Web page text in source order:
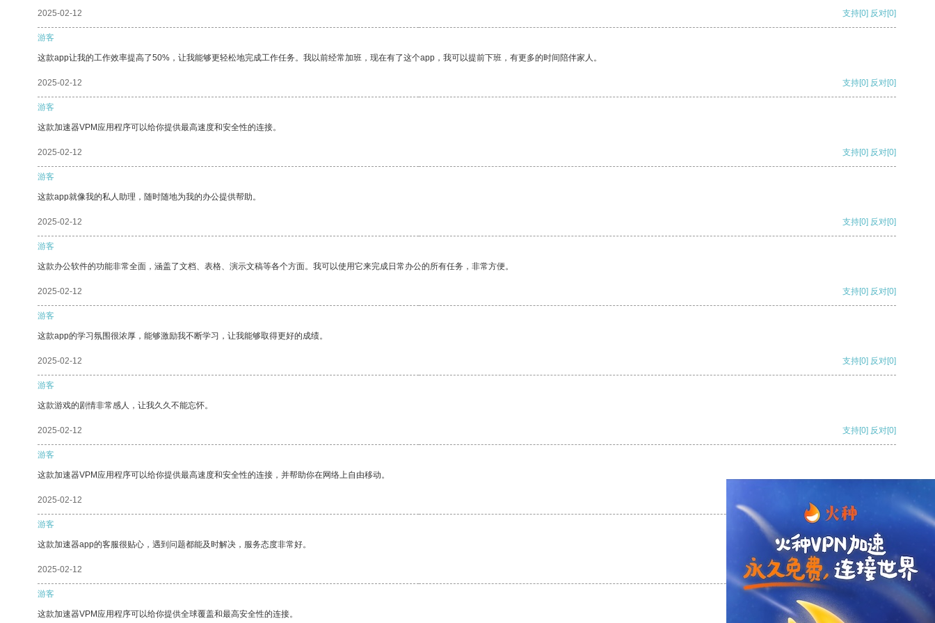
2025-02-12 支持[0] 反对[0]
游客
这款app让我的工作效率提高了50%，让我能够更轻松地完成工作任务。我以前经常加班，现在有了这个app，我可以提前下班，有更多的时间陪伴家人。
2025-02-12 支持[0] 反对[0]
游客
这款加速器VPM应用程序可以给你提供最高速度和安全性的连接。
2025-02-12 支持[0] 反对[0]
游客
这款app就像我的私人助理，随时随地为我的办公提供帮助。
2025-02-12 支持[0] 反对[0]
游客
这款办公软件的功能非常全面，涵盖了文档、表格、演示文稿等各个方面。我可以使用它来完成日常办公的所有任务，非常方便。
2025-02-12 支持[0] 反对[0]
游客
这款app的学习氛围很浓厚，能够激励我不断学习，让我能够取得更好的成绩。
2025-02-12 支持[0] 反对[0]
游客
这款游戏的剧情非常感人，让我久久不能忘怀。
2025-02-12 支持[0] 反对[0]
游客
这款加速器VPM应用程序可以给你提供最高速度和安全性的连接，并帮助你在网络上自由移动。
2025-02-12
游客
这款加速器app的客服很贴心，遇到问题都能及时解决，服务态度非常好。
2025-02-12 支持 [0] 反对[0]
游客
这款加速器VPM应用程序可以给你提供全球覆盖和最高安全性的连接。